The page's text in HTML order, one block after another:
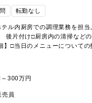
に挑戦することに貪欲に努力
転勤なし
テル内厨房での調理業務を担
後片付け□厨房内の清掃など
】□当日のメニューについての
ど □翌日のメニューについての
300万円
売員